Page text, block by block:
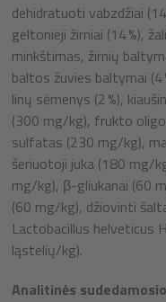
dehidratuoti vabzdžiai
geltonieji žirniai (14 %),
minkštimas, žirnių
baltos žuvies baltymai (4
linų sėmenys (2 %),
(300 mg/kg), frukto
sulfatas (230 mg/kg),
šeriuotoji juka (180 mg/
mg/kg), β-gliukanai (60
(60 mg/kg), džiovinti
Lactobacillus helveticus
ląstelių/kg).
Analitinės